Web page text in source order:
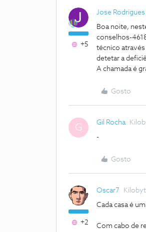
+5
Jose Rodrigues
Boa noite,
conselhos-
técnico
detetar a
A chamada é
Gosto
G Gil Rocha
-
Gosto
+2
Oscar7
Cada casa é
Com cabo de